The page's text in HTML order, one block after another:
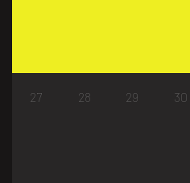
27 28 29 30